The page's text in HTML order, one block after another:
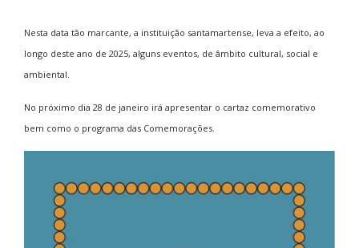
Nesta data tão marcante, a instituição santamartense, leva a efeito, ao
longo deste ano de 2025, alguns eventos, de âmbito cultural, social e
ambiental.
No próximo dia 28 de janeiro irá apresentar o cartaz comemorativo
bem como o programa das Comemorações.